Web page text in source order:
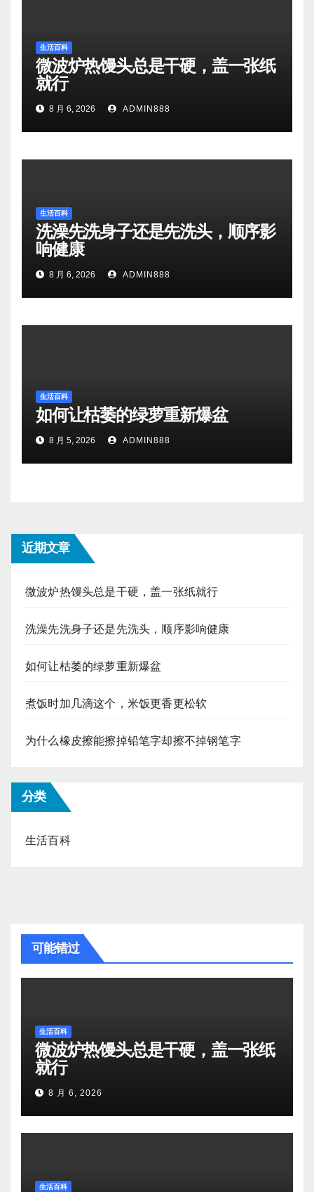
生活百科
微波炉热馒头总是干硬，盖一张纸
就行
8 月 6, 2026 ADMIN888
生活百科
洗澡先洗身子还是先洗头，顺序影
响健康
8 月 6, 2026 ADMIN888
生活百科
如何让枯萎的绿萝重新爆盆
8 月 5, 2026 ADMIN888
近期文章
微波炉热馒头总是干硬，盖一张纸就行
洗澡先洗身子还是先洗头，顺序影响健康
如何让枯萎的绿萝重新爆盆
煮饭时加几滴这个，米饭更香更松软
为什么橡皮擦能擦掉铅笔字却擦不掉钢笔字
分类
生活百科
可能错过
生活百科
微波炉热馒头总是干硬，盖一张纸
就行
8 月 6, 2026
生活百科